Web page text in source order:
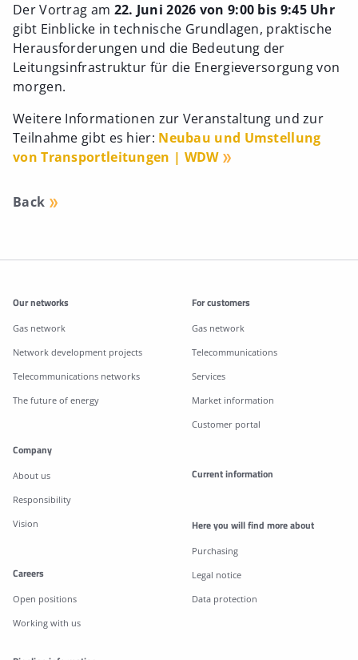
Der Vortrag am 22. Juni 2026 von 9:00 bis 9:45 Uhr
gibt Einblicke in technische Grundlagen, praktische
Herausforderungen und die Bedeutung der
Leitungsinfrastruktur für die Energieversorgung von
morgen.
Weitere Informationen zur Veranstaltung und zur
Teilnahme gibt es hier: Neubau und Umstellung
von Transportleitungen | WDW
Back
Additonal information
Our networks
Gas network
Network development projects
Telecommunications networks
The future of energy
For customers
Gas network
Telecommunications
Services
Market information
Customer portal
Company
About us
Responsibility
Vision
Careers
Open positions
Working with us
Current information
Here you will find more about
Purchasing
Legal notice
Data protection